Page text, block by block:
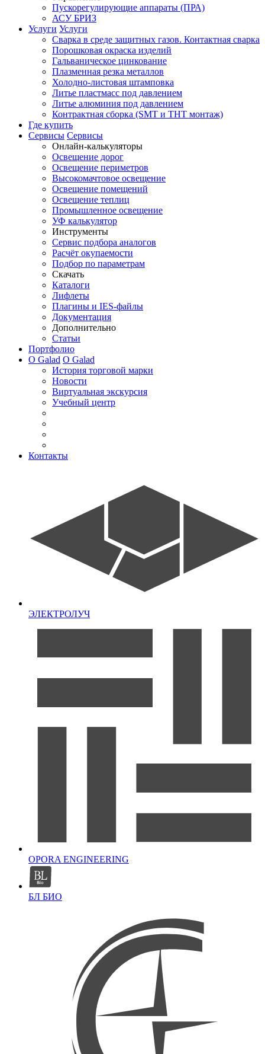
Пускорегулирующие аппараты (ПРА)
АСУ БРИЗ
Услуги Услуги
Сварка в среде защитных газов. Контактная сварка
Порошковая окраска изделий
Гальваническое цинкование
Плазменная резка металлов
Холодно-листовая штамповка
Литье пластмасс под давлением
Литье алюминия под давлением
Контрактная сборка (SMT и THT монтаж)
Где купить
Сервисы Сервисы
Онлайн-калькуляторы
Освещение дорог
Освещение периметров
Высокомачтовое освещение
Освещение помещений
Освещение теплиц
Промышленное освещение
УФ калькулятор
Инструменты
Сервис подбора аналогов
Расчёт окупаемости
Подбор по параметрам
Скачать
Каталоги
Лифлеты
Плагины и IES-файлы
Документация
Дополнительно
Статьи
Портфолио
О Galad О Galad
История торговой марки
Новости
Виртуальная экскурсия
Учебный центр
Контакты
ЭЛЕКТРОЛУЧ
OPORA ENGINEERING
БЛ БИО